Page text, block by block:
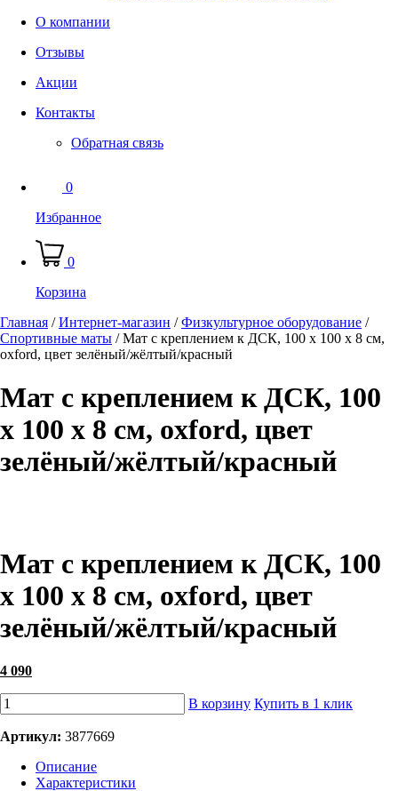
О компании
Отзывы
Акции
Контакты
Обратная связь
0
Избранное
0
Корзина
Главная /Интернет-магазин /Физкультурное оборудование /
Спортивные маты /Мат с креплением к ДСК, 100 х 100 х 8 см,
oxford, цвет зелёный/жёлтый/красный
Мат с креплением к ДСК, 100
х 100 х 8 см, oxford, цвет
зелёный/жёлтый/красный
Мат с креплением к ДСК, 100
х 100 х 8 см, oxford, цвет
зелёный/жёлтый/красный
4 090
В корзину Купить в 1 клик
Артикул: 3877669
Описание
Характеристики